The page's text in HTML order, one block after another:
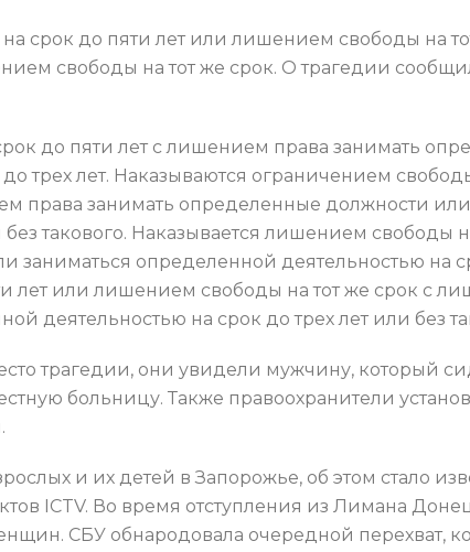
срок до пяти лет или лишением свободы на
свободы на тот же срок. О трагедии
до пяти лет с лишением права занимать
трех лет. Наказываются ограничением
права занимать определенные должности
без такового. Наказывается лишением свободы
определенной деятельностью на
лет или лишением свободы на тот же срок с
деятельностью на срок до трех лет или без
трагедии, они увидели мужчину, который
больницу. Также правоохранители
и их детей в Запорожье, об этом стало
ICTV. Во время отступления из Лимана
СБУ обнародовала очередной перехват,